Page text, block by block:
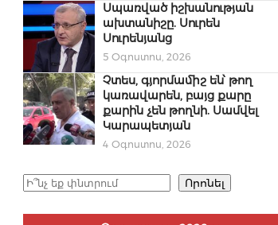
Սպառված իշխանության
ախտանիշը. Սուրեն
Սուրենյանց
5 Օգոստոս, 2026
Չտես, գյորմամիշ են՝ թող
կառավարեն, բայց քարը
քարին չեն թողնի. Սամվել
Կարապետյան
4 Օգոստոս, 2026
Որոնել Որոնել